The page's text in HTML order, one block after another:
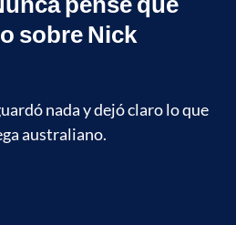
sobre Nick
nada y dejó claro lo que
australiano.